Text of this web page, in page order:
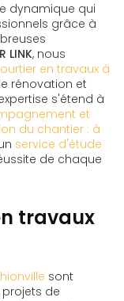
dynamique qui
grâce à
LINK, nous
en travaux à
rénovation et
s'étend à
et
du chantier : à
service d'étude
de chaque
travaux
sont
de